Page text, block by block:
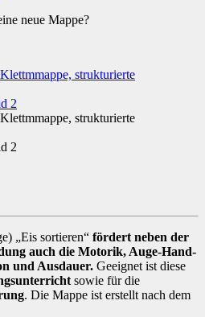
neue Mappe?
„Eis sortieren“ fördert neben der
auch die Motorik, Auge-Hand-
und Ausdauer. Geeignet ist diese
sowie für die
. Die Mappe ist erstellt nach dem